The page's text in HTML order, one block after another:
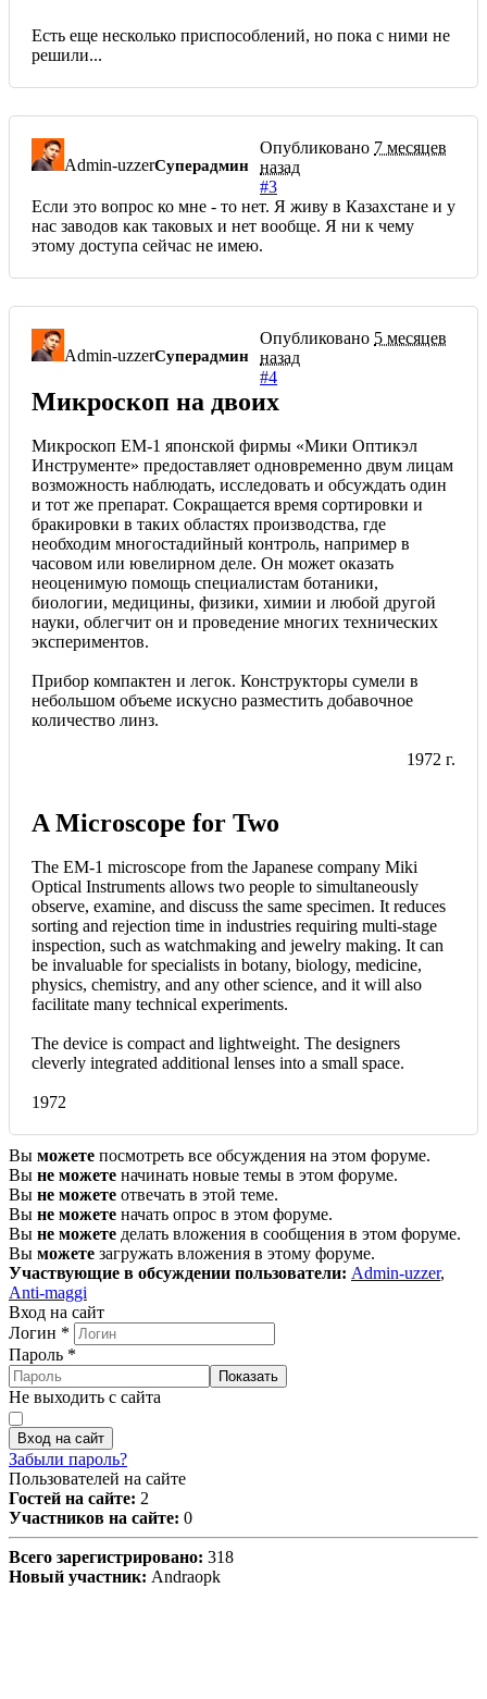
Есть еще несколько приспособлений, но пока с ними не
решили...
Admin-uzzerСуперадмин
Опубликовано 7 месяцев
назад
#3
Если это вопрос ко мне - то нет. Я живу в Казахстане и у
нас заводов как таковых и нет вообще. Я ни к чему
этому доступа сейчас не имею.
Admin-uzzerСуперадмин
Опубликовано 5 месяцев
назад
#4
Микроскоп на двоих
Микроскоп ЕМ-1 японской фирмы «Мики Оптикэл
Инструменте» предоставляет одновременно двум лицам
возможность наблюдать, исследовать и обсуждать один
и тот же препарат. Сокращается время сортировки и
бракировки в таких областях производства, где
необходим многостадийный контроль, например в
часовом или ювелирном деле. Он может оказать
неоценимую помощь специалистам ботаники,
биологии, медицины, физики, химии и любой другой
науки, облегчит он и проведение многих технических
экспериментов.
Прибор компактен и легок. Конструкторы сумели в
небольшом объеме искусно разместить добавочное
количество линз.
1972 г.
A Microscope for Two
The EM-1 microscope from the Japanese company Miki
Optical Instruments allows two people to simultaneously
observe, examine, and discuss the same specimen. It reduces
sorting and rejection time in industries requiring multi-stage
inspection, such as watchmaking and jewelry making. It can
be invaluable for specialists in botany, biology, medicine,
physics, chemistry, and any other science, and it will also
facilitate many technical experiments.
The device is compact and lightweight. The designers
cleverly integrated additional lenses into a small space.
1972
Вы можете посмотреть все обсуждения на этом форуме.
Вы не можете начинать новые темы в этом форуме.
Вы не можете отвечать в этой теме.
Вы не можете начать опрос в этом форуме.
Вы не можете делать вложения в сообщения в этом форуме.
Вы можете загружать вложения в этому форуме.
Участвующие в обсуждении пользователи: Admin-uzzer,
Anti-maggi
Вход на сайт
Логин *
Пароль *
Показать
Не выходить с сайта
Вход на сайт
Забыли пароль?
Пользователей на сайте
Гостей на сайте: 2
Участников на сайте: 0
Всего зарегистрировано: 318
Новый участник: Andraopk